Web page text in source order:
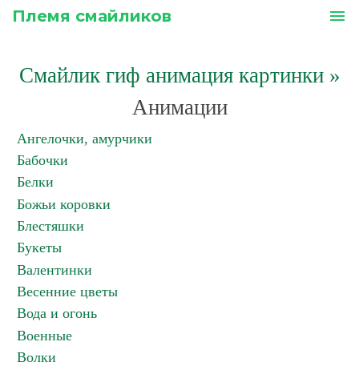
Племя смайликов menu
Смайлик гиф анимация картинки»
Анимации
Ангелочки, амурчики
Бабочки
Белки
Божьи коровки
Блестяшки
Букеты
Валентинки
Весенние цветы
Вода и огонь
Военные
Волки